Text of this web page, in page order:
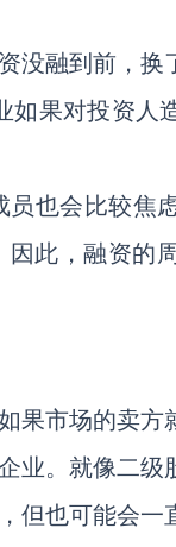
没融到前，换
果对投资人
也会比较焦
此，融资的
果市场的卖
业。就像二级
但也可能会一